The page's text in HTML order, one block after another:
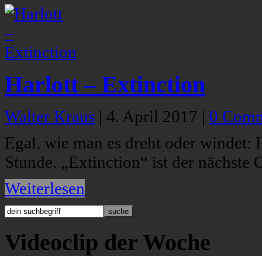
Harlott – Extinction
Walter Kraus | 4. April 2017 | 0
Egal, wie man es dreht oder
Stunde. „Extinction“ ist der nächste
Weiterlesen
Videoclip der Woche